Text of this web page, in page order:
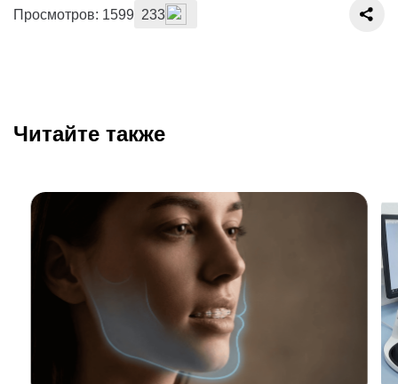
Просмотров: 1599 233
Читайте также